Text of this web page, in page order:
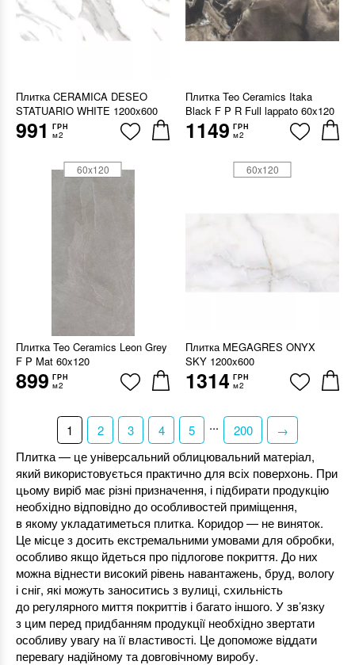
Плитка CERAMICA DESEO
STATUARIO WHITE 1200x600
991 ГРН
м2
Плитка Teo Ceramics Itaka
Black F P R Full lappato 60x120
1149 ГРН
м2
Плитка Teo Ceramics Leon Grey
F P Mat 60x120
899 ГРН
м2
60x120
Плитка MEGAGRES ONYX
SKY 1200x600
1314 ГРН
м2
60x120
1 2 3 4 5 ... 200
→
Плитка — це універсальний облицювальний матеріал,
який використовується практично для всіх поверхонь. При
цьому виріб має різні призначення, і підбирати продукцію
необхідно відповідно до особливостей приміщення,
в якому укладатиметься плитка. Коридор — не виняток.
Це місце з досить екстремальними умовами для обробки,
особливо якщо йдеться про підлогове покриття. До них
можна віднести високий рівень навантажень, бруд, вологу
і сніг, які можуть заноситись з вулиці, схильність
до регулярного миття покриттів і багато іншого. У зв’язку
з цим перед придбанням продукції необхідно звертати
особливу увагу на її властивості. Це допоможе віддати
перевагу надійному та довговічному виробу.